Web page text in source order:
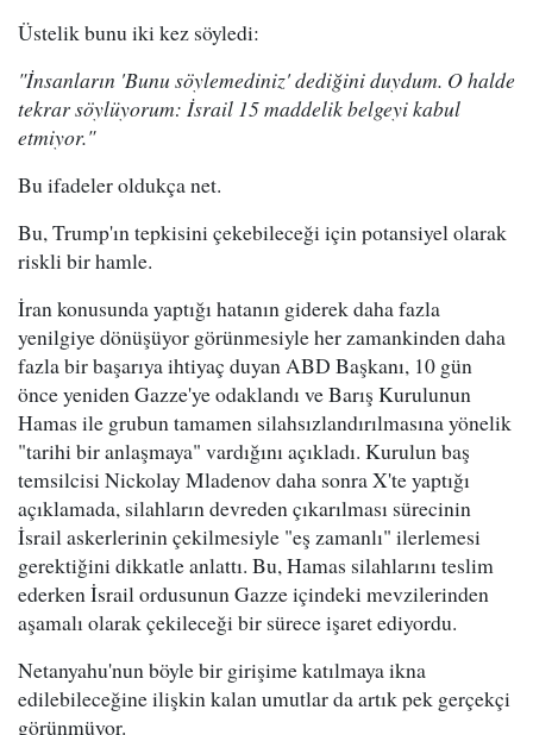
Üstelik bunu iki kez söyledi:
"İnsanların 'Bunu söylemediniz' dediğini duydum. O halde
tekrar söylüyorum: İsrail 15 maddelik belgeyi kabul
etmiyor."
Bu ifadeler oldukça net.
Bu, Trump'ın tepkisini çekebileceği için potansiyel olarak
riskli bir hamle.
İran konusunda yaptığı hatanın giderek daha fazla
yenilgiye dönüşüyor görünmesiyle her zamankinden daha
fazla bir başarıya ihtiyaç duyan ABD Başkanı, 10 gün
önce yeniden Gazze'ye odaklandı ve Barış Kurulunun
Hamas ile grubun tamamen silahsızlandırılmasına yönelik
"tarihi bir anlaşmaya" vardığını açıkladı. Kurulun baş
temsilcisi Nickolay Mladenov daha sonra X'te yaptığı
açıklamada, silahların devreden çıkarılması sürecinin
İsrail askerlerinin çekilmesiyle "eş zamanlı" ilerlemesi
gerektiğini dikkatle anlattı. Bu, Hamas silahlarını teslim
ederken İsrail ordusunun Gazze içindeki mevzilerinden
aşamalı olarak çekileceği bir sürece işaret ediyordu.
Netanyahu'nun böyle bir girişime katılmaya ikna
edilebileceğine ilişkin kalan umutlar da artık pek gerçekçi
görünmüyor.